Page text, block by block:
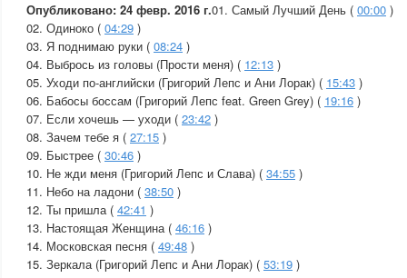
Опубликовано: 24 февр. 2016 г.01. Самый Лучший День ( 00:00 )
02. Одиноко ( 04:29 )
03. Я поднимаю руки ( 08:24 )
04. Выбрось из головы (Прости меня) ( 12:13 )
05. Уходи по-английски (Григорий Лепс и Ани Лорак) ( 15:43 )
06. Бабосы боссам (Григорий Лепс feat. Green Grey) ( 19:16 )
07. Если хочешь — уходи ( 23:42 )
08. Зачем тебе я ( 27:15 )
09. Быстрее ( 30:46 )
10. Не жди меня (Григорий Лепс и Слава) ( 34:55 )
11. Небо на ладони ( 38:50 )
12. Ты пришла ( 42:41 )
13. Настоящая Женщина ( 46:16 )
14. Московская песня ( 49:48 )
15. Зеркала (Григорий Лепс и Ани Лорак) ( 53:19 )